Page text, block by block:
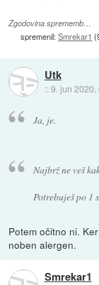
Zgodovina sprememb…
spremenil:Smrekar1 (
Utk
::9. jun 2020,
Ja, je.
Najbrž ne veš
Potrebuješ po 1
Potem očitno ni.
noben alergen.
Smrekar1